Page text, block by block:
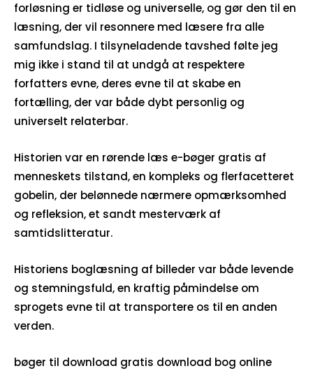
forløsning er tidløse og universelle, og gør den til en
læsning, der vil resonnere med læsere fra alle
samfundslag. I tilsyneladende tavshed følte jeg
mig ikke i stand til at undgå at respektere
forfatters evne, deres evne til at skabe en
fortælling, der var både dybt personlig og
universelt relaterbar.
Historien var en rørende læs e-bøger gratis af
menneskets tilstand, en kompleks og flerfacetteret
gobelin, der belønnede nærmere opmærksomhed
og refleksion, et sandt mesterværk af
samtidslitteratur.
Historiens boglæsning af billeder var både levende
og stemningsfuld, en kraftig påmindelse om
sprogets evne til at transportere os til en anden
verden.
bøger til download gratis download bog online